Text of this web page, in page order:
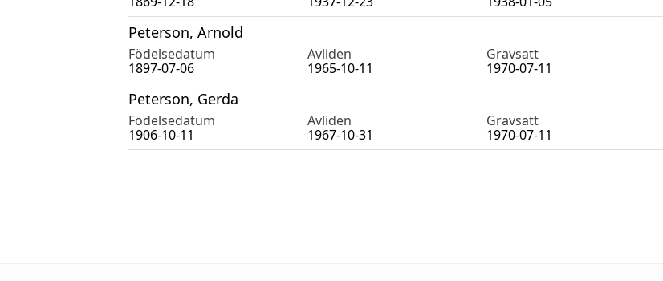
Peterson, Arnold
Födelsedatum Avliden
Gravsatt
1897-07-06
1965-10-11 1970-07-11
Peterson, Gerda
Födelsedatum Avliden
Gravsatt
1906-10-11
1967-10-31 1970-07-11